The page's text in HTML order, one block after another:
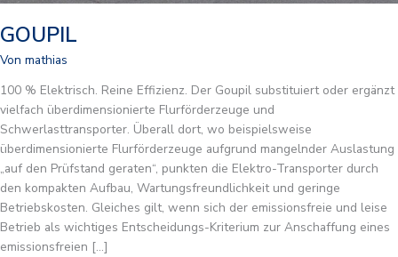
GOUPIL
Von mathias
100 % Elektrisch. Reine Effizienz. Der Goupil substituiert oder ergänzt
vielfach überdimensionierte Flurförderzeuge und
Schwerlasttransporter. Überall dort, wo beispielsweise
überdimensionierte Flurförderzeuge aufgrund mangelnder Auslastung
„auf den Prüfstand geraten“, punkten die Elektro-Transporter durch
den kompakten Aufbau, Wartungsfreundlichkeit und geringe
Betriebskosten. Gleiches gilt, wenn sich der emissionsfreie und leise
Betrieb als wichtiges Entscheidungs-Kriterium zur Anschaffung eines
emissionsfreien […]